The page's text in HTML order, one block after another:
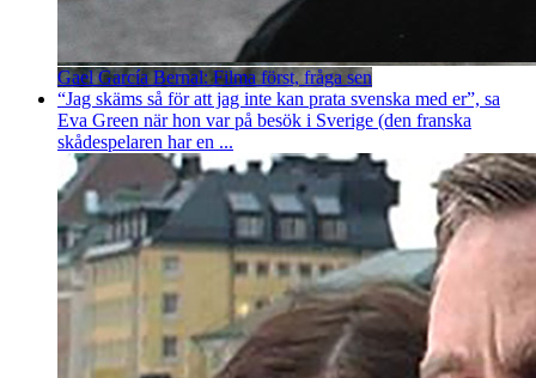
Gael García Bernal: Filma först, fråga sen
“Jag skäms så för att jag inte kan prata svenska med er”, sa
Eva Green när hon var på besök i Sverige (den franska
skådespelaren har en ...